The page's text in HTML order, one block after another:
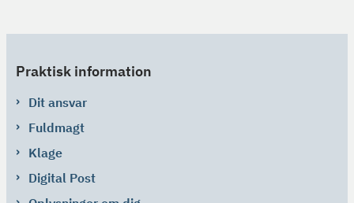
Praktisk information
Dit ansvar
Fuldmagt
Klage
Digital Post